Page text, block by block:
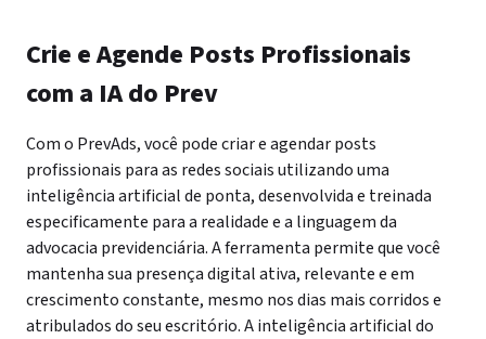
Crie e Agende Posts Profissionais
com a IA do Prev
Com o PrevAds, você pode criar e agendar posts
profissionais para as redes sociais utilizando uma
inteligência artificial de ponta, desenvolvida e treinada
especificamente para a realidade e a linguagem da
advocacia previdenciária. A ferramenta permite que você
mantenha sua presença digital ativa, relevante e em
crescimento constante, mesmo nos dias mais corridos e
atribulados do seu escritório. A inteligência artificial do